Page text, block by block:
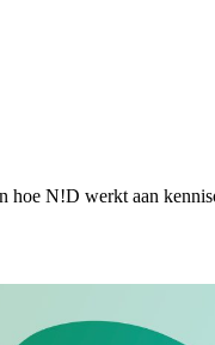
hoe N!D werkt aan